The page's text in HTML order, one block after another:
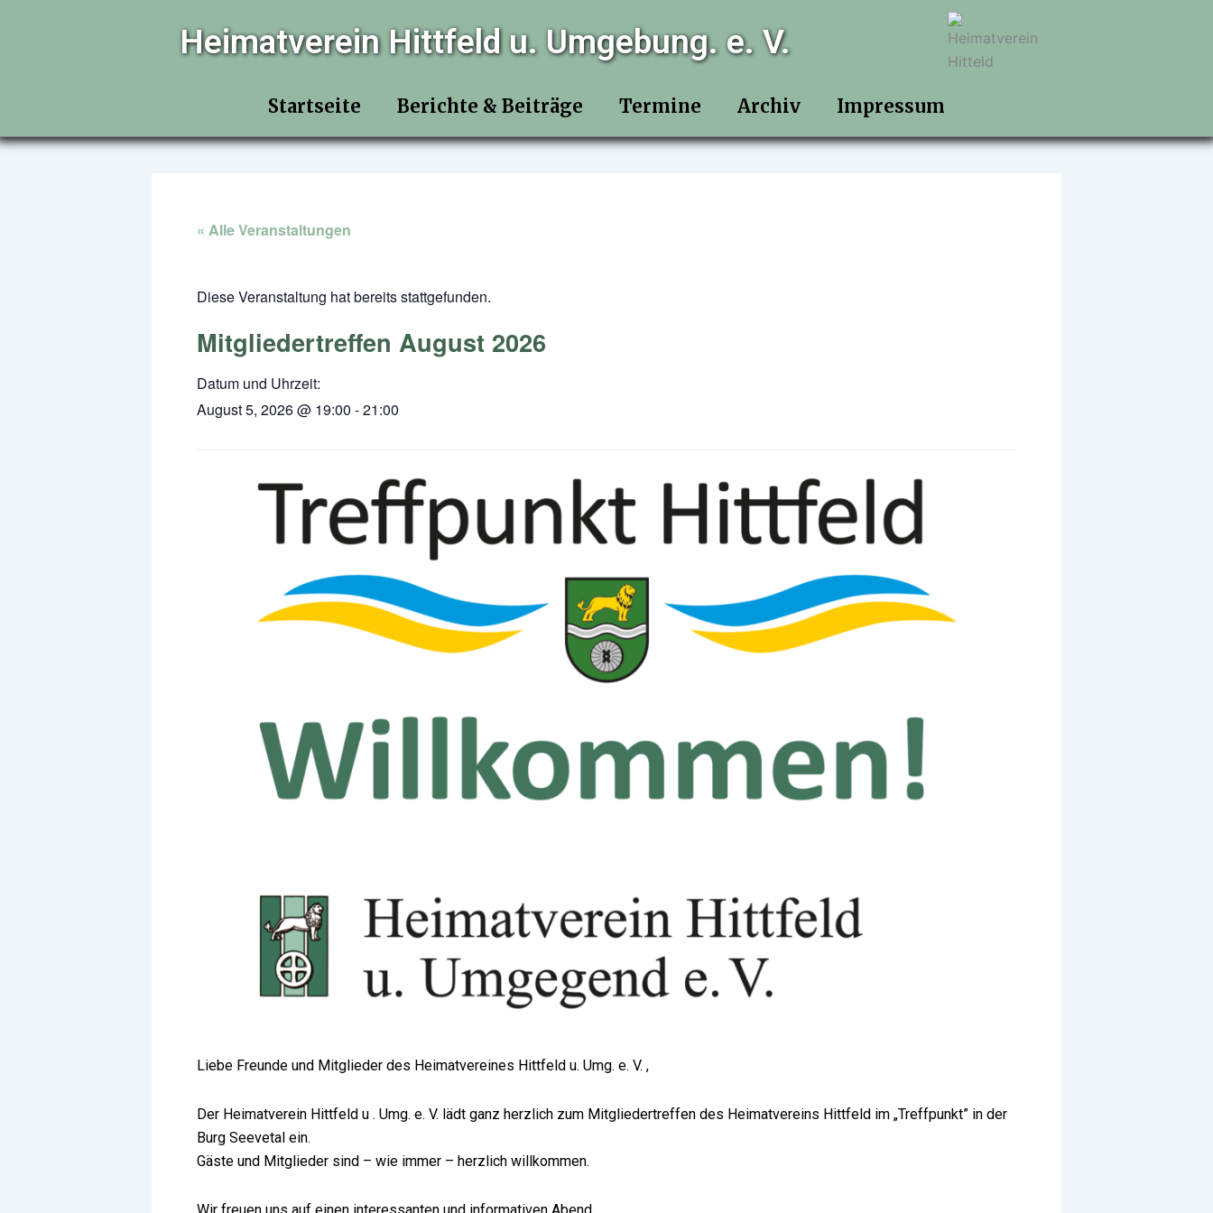
Heimatverein Hittfeld u. Umgebung. e. V.
Startseite Berichte & Beiträge Termine Archiv Impressum
« Alle Veranstaltungen
Diese Veranstaltung hat bereits stattgefunden.
Mitgliedertreffen August 2026
Datum und Uhrzeit:
August 5, 2026@ 19:00 -21:00
Liebe Freunde und Mitglieder des Heimatvereines Hittfeld u. Umg. e. V. ,
Der Heimatverein Hittfeld u . Umg. e. V. lädt ganz herzlich zum Mitgliedertreffen des Heimatvereins Hittfeld im „Treffpunkt” in der
Burg Seevetal ein.
Gäste und Mitglieder sind – wie immer – herzlich willkommen.